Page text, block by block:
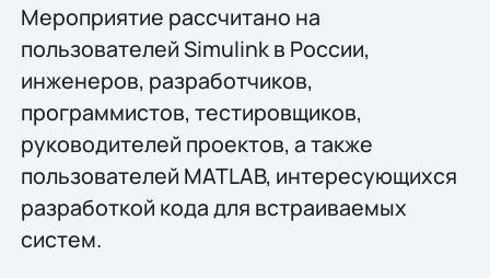
Мероприятие рассчитано на
пользователей Simulink в России,
инженеров, разработчиков,
программистов, тестировщиков,
руководителей проектов, а также
пользователей MATLAB, интересующихся
разработкой кода для встраиваемых
систем.